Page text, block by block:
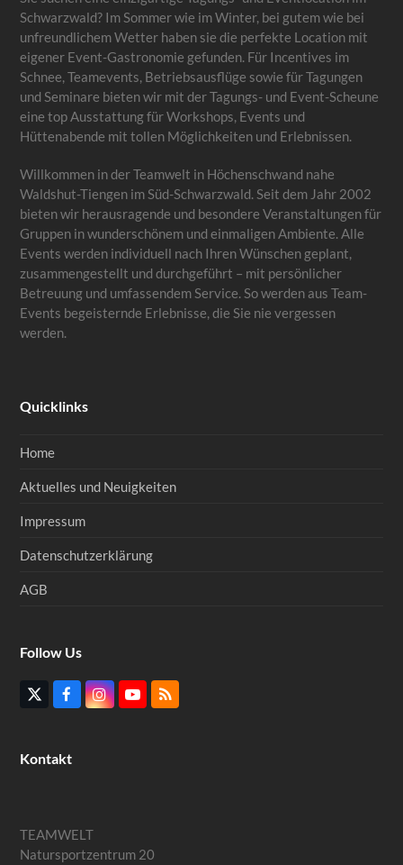
Schwarzwald? Im Sommer wie im Winter, bei gutem wie bei
unfreundlichem Wetter haben sie die perfekte Location mit
eigener Event-Gastronomie gefunden. Für Incentives im
Schnee, Teamevents, Betriebsausflüge sowie für Tagungen
und Seminare bieten wir mit der Tagungs- und Event-Scheune
eine top Ausstattung für Workshops, Events und
Hüttenabende mit tollen Möglichkeiten und Erlebnissen.
Willkommen in der Teamwelt in Höchenschwand nahe
Waldshut-Tiengen im Süd-Schwarzwald. Seit dem Jahr 2002
bieten wir herausragende und besondere Veranstaltungen für
Gruppen in wunderschönem und einmaligen Ambiente. Alle
Events werden individuell nach Ihren Wünschen geplant,
zusammengestellt und durchgeführt – mit persönlicher
Betreuung und umfassendem Service. So werden aus Team-
Events begeisternde Erlebnisse, die Sie nie vergessen
werden.
Quicklinks
Home
Aktuelles und Neuigkeiten
Impressum
Datenschutzerklärung
AGB
Follow Us
TwitterFacebookInstagram
YouTube
RSS
Kontakt
TEAMWELT
Natursportzentrum 20